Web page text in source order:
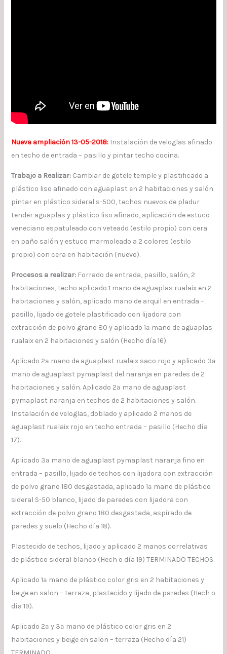
Nueva ampliación 13-05-2018: Instalación de veloglas afinado
en techo de entrada – pasillo y pintar techo cocina.
Trabajo a Realizar: Cambiar de gotele temple y plastificado a
plástico liso afinado con aguaplast en 2 habitaciones y salón
pintar en plástico sideral s-500, techos nuevos de pladur
tender aguaplas y plástico liso afinado, aplicación de estuco
veneciano espatuleado con veteado (estilo propio) con cera
en paño salón y estuco marmoleado a 2 colores (estilo
propio) con cera en habitación (nuevo).
Procesos a realizar:Forrado de entrada, pasillo, salón, 2
habitaciones, techo aplicado 1 mano de aguaplas rualaix en 2
habitaciones y salón, aplicado mano de arquil en entrada –
pasillo, lijado de gotele plastificado con lijadora con
extracción de polvo grano 80 y aplicado 1ª mano de aguaplas
rualaix en 2 habitaciones y salón (Hecho día 16).
Aplicado 2ª mano de aguaplast rualaix saco rojo y aplicado 3ª
mano de aguaplast pymaplast del naranja en paredes de 2
habitaciones y salón. Aplicado 2ª mano de aguaplast
pymaplast naranja en techos de 2 habitaciones y salón.
Instalación de veloglas, doblado y aplicado 2 manos de
aguaplast rualaix rojo en techo entrada – pasillo (Hecho día
17).
Aplicado 3ª mano de aguaplast pymaplast naranja fino en
entrada – pasillo, lijado de techos con lijadora con extracción
de polvo grano 180 desgastada, aplicado 1ª mano de plástico
sideral S-50 blanco, lijado de paredes con lijadora con
extracción de polvo grano 180 desgastada, aspirado de
paredes y suelo (Hecho día 18).
Plastecido de techos, lijado y aplicado 2 manos correlativas
de plástico sideral blanco (Hech o día 19) TERMINADO TECHOS.
Aplicado 1ª mano de plástico color gris en 2 habitaciones y
beige en salon – terraza, plastecido y lijado de paredes (Hech o
día 19).
Aplicado 2ª y 3ª mano de plástico color gris en 2
habitaciones y beige en salon – terraza (Hecho día 21)